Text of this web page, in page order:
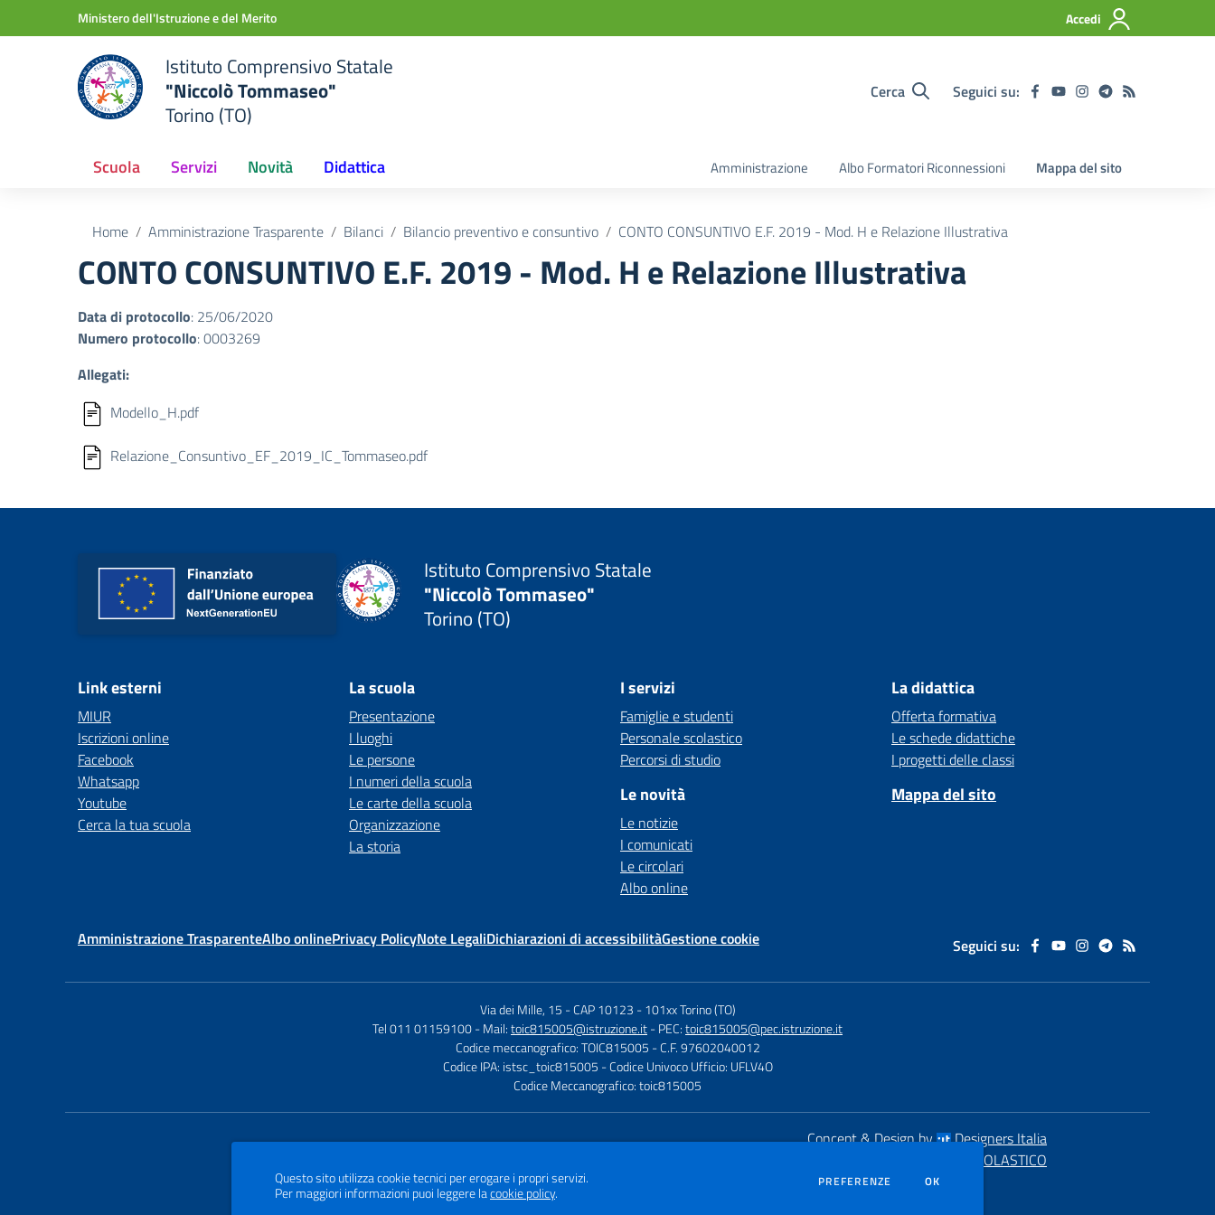
Vai ai contenuti
Vai al menu di navigazioneMinistero dell'Istruzione e del Merito Accedi
Istituto Comprensivo Statale
"Niccolò Tommaseo"
Torino (TO)
Cerca Seguici su:
Scuola Servizi Novità Didattica Amministrazione Albo Formatori Riconnessioni Mappa del sito
Home Amministrazione Trasparente Bilanci Bilancio preventivo e consuntivo CONTO CONSUNTIVO E.F. 2019 - Mod. H e Relazione Illustrativa
CONTO CONSUNTIVO E.F. 2019 - Mod. H e Relazione Illustrativa
Data di protocollo: 25/06/2020
Numero protocollo: 0003269
Allegati:
Modello_H.pdf
Relazione_Consuntivo_EF_2019_IC_Tommaseo.pdf
Istituto Comprensivo Statale
"Niccolò Tommaseo"
Torino (TO)
Link esterni
MIUR
Iscrizioni online
Facebook
Whatsapp
Youtube
Cerca la tua scuola
La scuola
Presentazione
I luoghi
Le persone
I numeri della scuola
Le carte della scuola
Organizzazione
La storia
I servizi
Famiglie e studenti
Personale scolastico
Percorsi di studio
Le novità
Le notizie
I comunicati
Le circolari
Albo online
La didattica
Offerta formativa
Le schede didattiche
I progetti delle classi
Mappa del sito
Amministrazione TrasparenteAlbo onlinePrivacy PolicyNote LegaliDichiarazioni di accessibilitàGestione cookie Seguici su:
Via dei Mille, 15 - CAP 10123 -101xx Torino (TO)
Tel 011 01159100- Mail:toic815005@istruzione.it- PEC:toic815005@pec.istruzione.it
Codice meccanografico: TOIC815005 - C.F. 97602040012
Codice IPA: istsc_toic815005 - Codice Univoco Ufficio: UFLV4O
Codice Meccanografico: toic815005
Concept & Design by
Designers Italia
SCUOLASTICO
Questo sito utilizza cookie tecnici per erogare i propri servizi.
Per maggiori informazioni puoi leggere lacookie policy.
PREFERENZE DEI COOKIE
OK